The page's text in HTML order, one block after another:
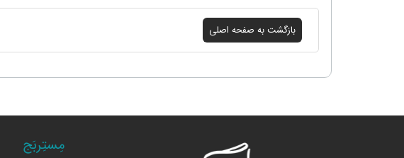
مِستِربَج